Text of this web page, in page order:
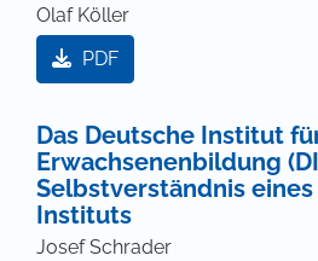
Olaf Köller
PDF
Das Deutsche Institut
Erwachsenenbildung
Selbstverständnis
Instituts
Josef Schrader